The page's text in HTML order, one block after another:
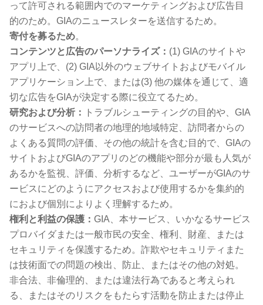
って許可される範囲内でのマーケティングおよび広告目
的のため。GIAのニュースレターを送信するため。
寄付を募るため。
コンテンツと広告のパーソナライズ： (1) GIAのサイトや
アプリ上で、(2) GIA以外のウェブサイトおよびモバイル
アプリケーション上で、または(3) 他の媒体を通じて、適
切な広告をGIAが決定する際に役立てるため。
研究および分析：
トラブルシューティングの目的や、GIA
のサービスへの訪問者の地理的地域特定、訪問者からの
よくある質問の評価、その他の統計を含む目的で、GIAの
サイトおよびGIAのアプリのどの機能や部分が最も人気が
あるかを監視、評価、分析するなど、ユーザーがGIAのサ
ービスにどのようにアクセスおよび使用するかを集約的
におよび個別によりよく理解するため。
権利と利益の保護： GIA、本サービス、いかなるサービス
プロバイダまたは一般市民の安全、権利、財産、または
セキュリティを保護するため。詐欺やセキュリティまた
は技術面での問題の検出、防止、またはその他の対処。
非合法、非倫理的、または違法行為であると考えられ
る、またはそのリスクをもたらす活動を防止または停止